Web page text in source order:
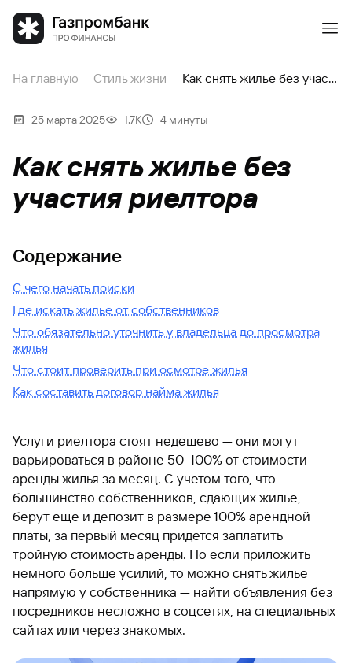
На главную Стиль жизни Как снять жилье без участия риелтора
25 марта 2025 1.7К 4 минуты
Как снять жилье без
участия риелтора
Содержание
С чего начать поиски
Где искать жилье от собственников
Что обязательно уточнить у владельца до просмотра
жилья
Что стоит проверить при осмотре жилья
Как составить договор найма жилья
Услуги риелтора стоят недешево — они могут
варьироваться в районе 50–100% от стоимости
аренды жилья за месяц. С учетом того, что
большинство собственников, сдающих жилье,
берут еще и депозит в размере 100% арендной
платы, за первый месяц придется заплатить
тройную стоимость аренды. Но если приложить
немного больше усилий, то можно снять жилье
напрямую у собственника — найти объявления без
посредников несложно в соцсетях, на специальных
сайтах или через знакомых.